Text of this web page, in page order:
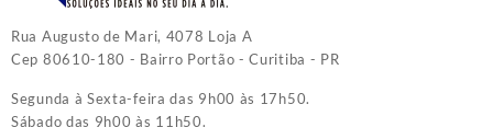
Rua Augusto de Mari, 4078 Loja A
Cep 80610-180 - Bairro Portão - Curitiba - PR
Segunda à Sexta-feira das 9h00 às 17h50.
Sábado das 9h00 às 11h50.